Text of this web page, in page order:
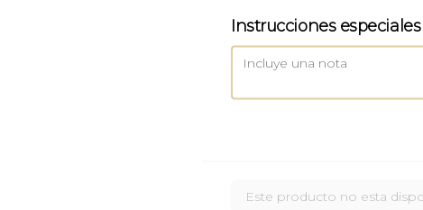
Instrucciones especiales
Este producto no esta